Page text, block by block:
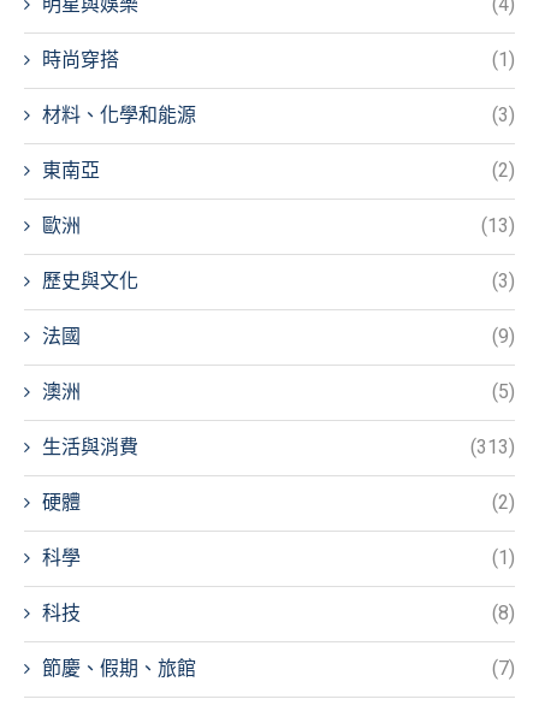
時尚穿搭 (1)
材料、化學和能源 (3)
東南亞 (2)
歐洲 (13)
歷史與文化 (3)
法國 (9)
澳洲 (5)
生活與消費 (313)
硬體 (2)
科學 (1)
科技 (8)
節慶、假期、旅館 (7)